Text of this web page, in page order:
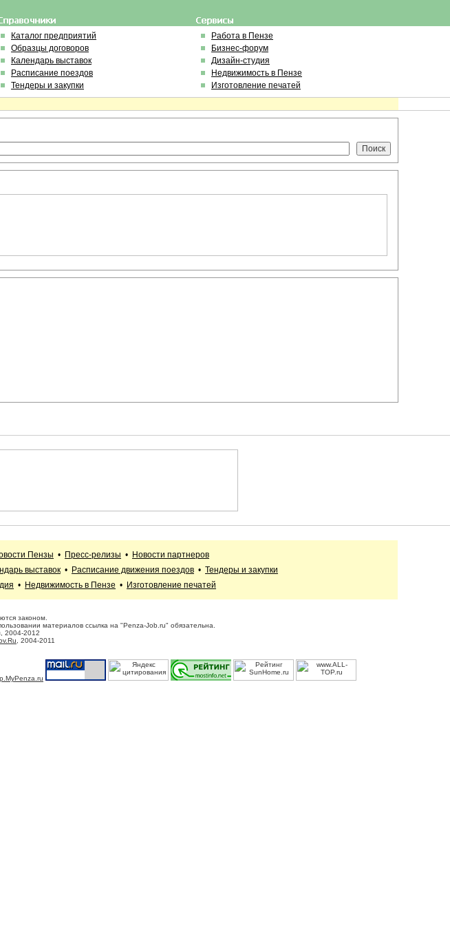
Каталог предприятий
Образцы договоров
Календарь выставок
Расписание поездов
Тендеры и закупки
Работа в Пензе
Бизнес-форум
Дизайн-студия
Недвижимость в Пензе
Изготовление печатей
Пензы • Пресс-релизы • Новости партнеров
выставок • Расписание движения поездов • Тендеры и закупки
• Недвижимость в Пензе • Изготовление печатей
законом.
материалов ссылка на "Penza-Job.ru" обязательна.
2004-2012
, 2004-2011